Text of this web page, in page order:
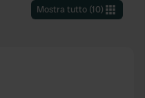
Mostra tutto(10)